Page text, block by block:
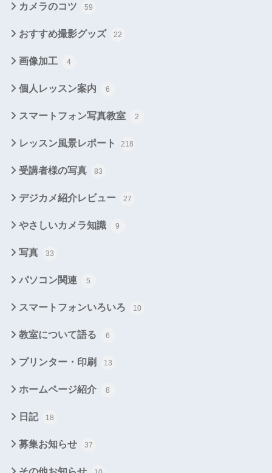
カメラのコツ 59
おすすめ撮影グッズ 22
画像加工 4
個人レッスン案内 6
スマートフォン写真教室 2
レッスン風景レポート 218
受講者様の写真 83
デジカメ紹介レビュー 27
やさしいカメラ知識 9
写真 33
パソコン関連 5
スマートフォンいろいろ 10
教室について語る 6
プリンター・印刷 13
ホームページ紹介 8
日記 18
募集お知らせ 37